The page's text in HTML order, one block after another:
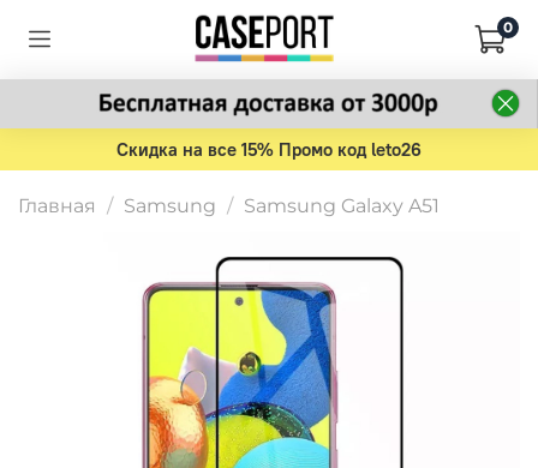
0
Скидка на все 15% Промо код leto26
Главная Samsung Samsung Galaxy A51